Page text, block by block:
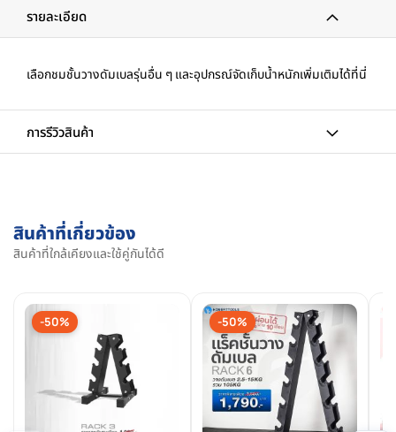
รายละเอียด
เลือกชมชั้นวางดัมเบลรุ่นอื่น ๆ และอุปกรณ์จัดเก็บน้ำหนักเพิ่มเติมได้ที่นี่
การรีวิวสินค้า
สินค้าที่เกี่ยวข้อง
สินค้าที่ใกล้เคียงและใช้คู่กันได้ดี
-50% -50%